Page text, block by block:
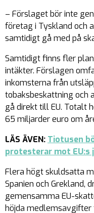
– Förslaget bör inte
företag i Tyskland och
samtidigt gå med på
Samtidigt finns fler
intäkter. Förslagen
inkomsterna från
tobaksbeskattning och
gå direkt till EU. Totalt
65 miljarder euro om
LÄS ÄVEN: Tiotusen
protesterar mot
Flera högt skuldsatta
Spanien och Grekland,
gemensamma EU-
höjda